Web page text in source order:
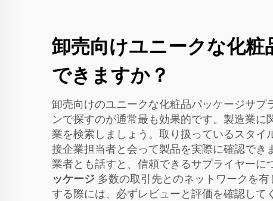
卸売向けユニークな化
できますか？
卸売向けのユニークな化粧品パッケージサ
ンで探すのが通常最も効果的です。製造業
業を検索しましょう。取り扱っているスタ
接企業担当者と会って製品を実際に確認で
業者とも話すと、信頼できるサプライヤー
ッケージ 多数の取引先とのネットワークを
する際には、必ずレビューと評価を確認して